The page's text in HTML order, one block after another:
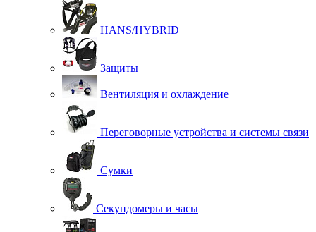
HANS/HYBRID
Защиты
Вентиляция и охлаждение
Переговорные устройства и системы связи
Сумки
Секундомеры и часы